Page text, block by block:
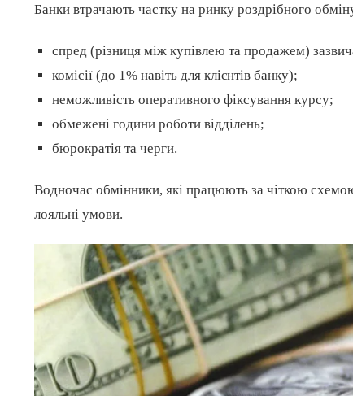
Банки втрачають частку на ринку роздрібного
спред (різниця між купівлею та продажем)
комісії (до 1% навіть для клієнтів банку);
неможливість оперативного фіксування курсу;
обмежені години роботи відділень;
бюрократія та черги.
Водночас обмінники, які працюють за чіткою
лояльні умови.